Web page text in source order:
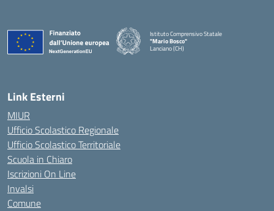
Istituto Comprensivo Statale
"Mario Bosco"
Lanciano (CH)
Link Esterni
MIUR
Ufficio Scolastico Regionale
Ufficio Scolastico Territoriale
Scuola in Chiaro
Iscrizioni On Line
Invalsi
Comune